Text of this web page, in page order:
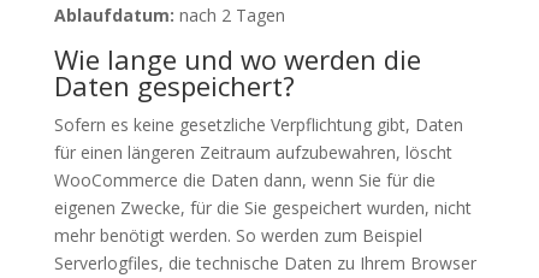
Ablaufdatum: nach 2 Tagen
Wie lange und wo werden die
Daten gespeichert?
Sofern es keine gesetzliche Verpflichtung gibt, Daten
für einen längeren Zeitraum aufzubewahren, löscht
WooCommerce die Daten dann, wenn Sie für die
eigenen Zwecke, für die Sie gespeichert wurden, nicht
mehr benötigt werden. So werden zum Beispiel
Serverlogfiles, die technische Daten zu Ihrem Browser